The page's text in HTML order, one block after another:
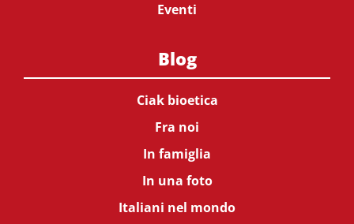
Eventi
Blog
Ciak bioetica
Fra noi
In famiglia
In una foto
Italiani nel mondo